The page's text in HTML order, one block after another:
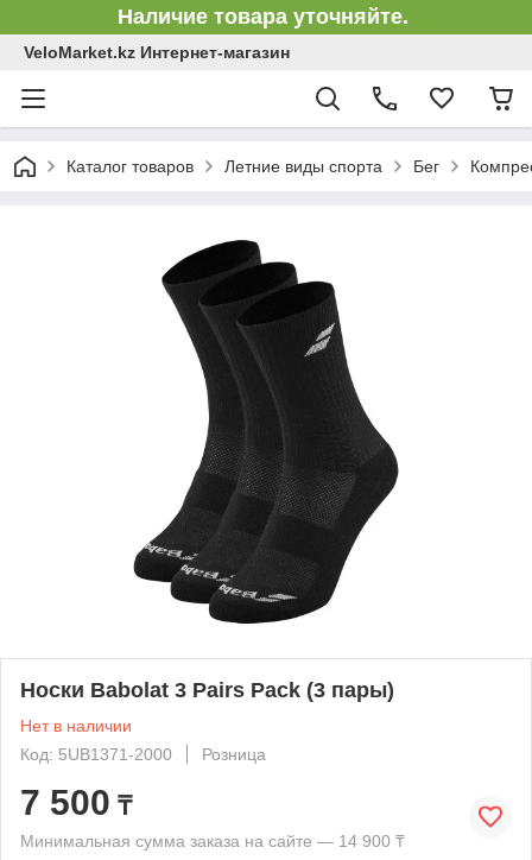
Наличие товара уточняйте.
VeloMarket.kz Интернет-магазин
Каталог товаров Летние виды спорта Бег
Носки Babolat 3 Pairs Pack (3 пары)
Нет в наличии
Код: 5UB1371-2000
Розница
7 500 ₸
Минимальная сумма заказа на сайте — 14 900 ₸